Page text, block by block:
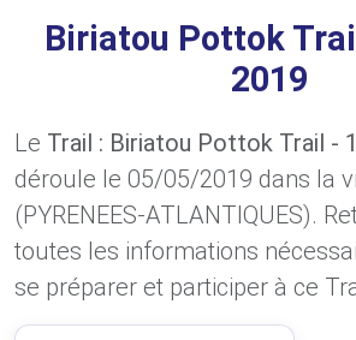
Biriatou Pottok
2019
Le Trail : Biriatou Pottok Trail -
déroule le 05/05/2019 dans la
(PYRENEES-ATLANTIQUES).
toutes les informations
se préparer et participer à ce